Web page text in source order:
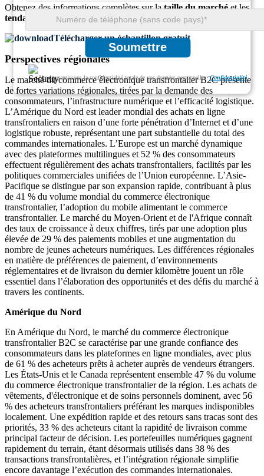
Soumettre
Nous garantissons la confidentialité totale de vos données personnelles.Confidentialité
Obtenez des informations complètes sur lataille du marchéet les
tendances de croissance
Télécharger un échantillon gratuit
Perspectives régionales
Le marché du commerce électronique transfrontalier B2C présente
de fortes variations régionales, tirées par la demande des
consommateurs, l’infrastructure numérique et l’efficacité logistique.
L’Amérique du Nord est leader mondial des achats en ligne
transfrontaliers en raison d’une forte pénétration d’Internet et d’une
logistique robuste, représentant une part substantielle du total des
commandes internationales. L’Europe est un marché dynamique
avec des plateformes multilingues et 52 % des consommateurs
effectuent régulièrement des achats transfrontaliers, facilités par les
politiques commerciales unifiées de l’Union européenne. L’Asie-
Pacifique se distingue par son expansion rapide, contribuant à plus
de 41 % du volume mondial du commerce électronique
transfrontalier, l’adoption du mobile alimentant le commerce
transfrontalier. Le marché du Moyen-Orient et de l'Afrique connaît
des taux de croissance à deux chiffres, tirés par une adoption plus
élevée de 29 % des paiements mobiles et une augmentation du
nombre de jeunes acheteurs numériques. Les différences régionales
en matière de préférences de paiement, d’environnements
réglementaires et de livraison du dernier kilomètre jouent un rôle
essentiel dans l’élaboration des opportunités et des défis du marché à
travers les continents.
Amérique du Nord
En Amérique du Nord, le marché du commerce électronique
transfrontalier B2C se caractérise par une grande confiance des
consommateurs dans les plateformes en ligne mondiales, avec plus
de 61 % des acheteurs prêts à acheter auprès de vendeurs étrangers.
Les États-Unis et le Canada représentent ensemble 47 % du volume
du commerce électronique transfrontalier de la région. Les achats de
vêtements, d'électronique et de soins personnels dominent, avec 56
% des acheteurs transfrontaliers préférant les marques indisponibles
localement. Une expédition rapide et des retours sans tracas sont des
priorités, 33 % des acheteurs citant la rapidité de livraison comme
principal facteur de décision. Les portefeuilles numériques gagnent
rapidement du terrain, étant désormais utilisés dans 38 % des
transactions transfrontalières, et l’intégration régionale simplifie
encore davantage l’exécution des commandes internationales.